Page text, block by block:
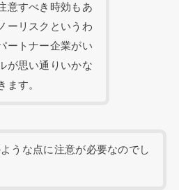
意すべき時効もあ
ーリスクというわ
ートナー企業がい
が思い通りいかな
ます。
うな点に注意が必要なのでし